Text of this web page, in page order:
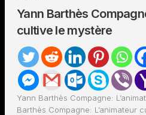
Yann Barthès
cultive le mystère
Yann Barthès Compagne:
Barthès Compagne: L’animateur